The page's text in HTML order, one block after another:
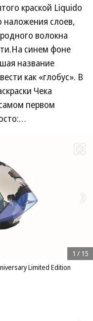
краской Liquido
наложения слоев,
волокна
синем фоне
название
как «глобус». В
Чека
первом
Развернуть
Limited Edition
1 / 15